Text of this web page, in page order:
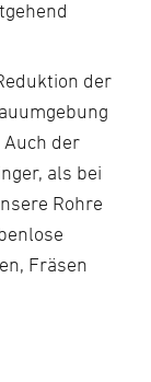
der
der
als bei
Rohre
Fräsen